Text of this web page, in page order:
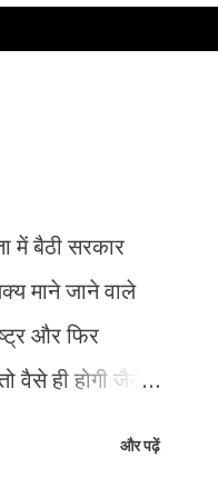
में बैठी सरकार
माने जाने वाले
और फिर
वैसे ही होगी जैसे
और पढ़ें